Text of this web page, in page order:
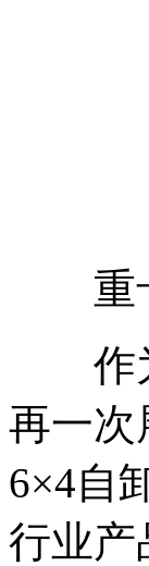
重卡
作为
再一次
6×4自
行业产